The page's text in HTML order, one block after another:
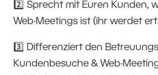
2️⃣ Sprecht mit Euren Kunden,
Web-Meetings ist (ihr werdet
3️⃣ Differenziert den
Kundenbesuche & Web-